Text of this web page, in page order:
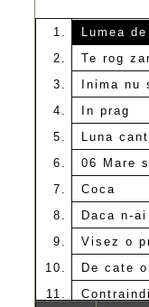
Lumea
Te rog
Inima nu
In prag
Luna
06 Mare
Coca
Daca n-
Visez o
De cate